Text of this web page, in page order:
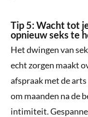
Tip 5: Wacht tot
opnieuw seks te
Het dwingen van
echt zorgen maakt
afspraak met de
om maanden na de
intimiteit.